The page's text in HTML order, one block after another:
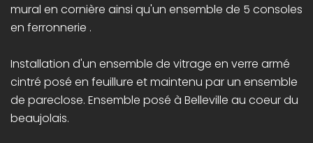
mural en cornière ainsi qu'un ensemble de 5 consoles
en ferronnerie .
Installation d'un ensemble de vitrage en verre armé
cintré posé en feuillure et maintenu par un ensemble
de pareclose. Ensemble posé à Belleville au coeur du
beaujolais.